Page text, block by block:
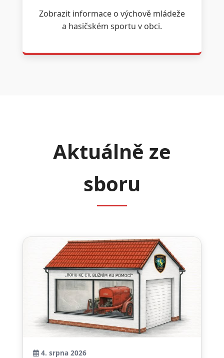
Zobrazit informace o výchově mládeže
a hasičském sportu v obci.
Aktuálně ze
sboru
4. srpna 2026